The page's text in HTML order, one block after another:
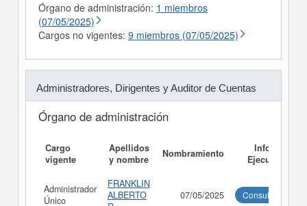
Órgano de administración: 1 miembros
(07/05/2025)
Cargos no vigentes: 9 miembros (07/05/2025)
Administradores, Dirigentes y Auditor de Cuentas
Órgano de administración
Cargo
vigente
Apellidos
y nombre
Nombramiento
Informe
Ejecutivo
Administrador
Único
FRANKLIN
ALBERTO
07/05/2025 Consultar